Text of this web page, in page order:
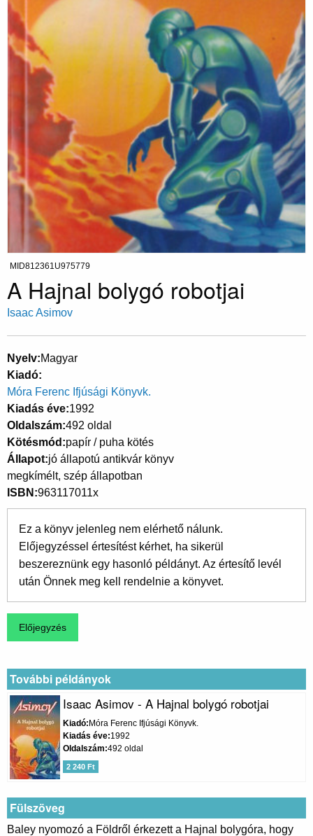
MID812361U975779
A Hajnal bolygó robotjai
Isaac Asimov
Nyelv Magyar
Kiadó
Móra Ferenc Ifjúsági Könyvk.
Kiadás éve 1992
Oldalszám 492 oldal
Kötésmód papír / puha kötés
Állapot jó állapotú antikvár könyv
megkímélt, szép állapotban
ISBN 963117011x
Ez a könyv jelenleg nem elérhető nálunk.
Előjegyzéssel értesítést kérhet, ha sikerül
beszereznünk egy hasonló példányt. Az értesítő levél
után Önnek meg kell rendelnie a könyvet.
További példányok
Isaac Asimov - A Hajnal bolygó robotjai
Kiadó Móra Ferenc Ifjúsági Könyvk.
Kiadás éve 1992
Oldalszám 492 oldal
2 240 Ft
Fülszöveg
Baley nyomozó a Földről érkezett a Hajnal bolygóra, hogy